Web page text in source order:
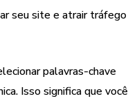
seu site e atrair tráfego
palavras-chave
Isso significa que você